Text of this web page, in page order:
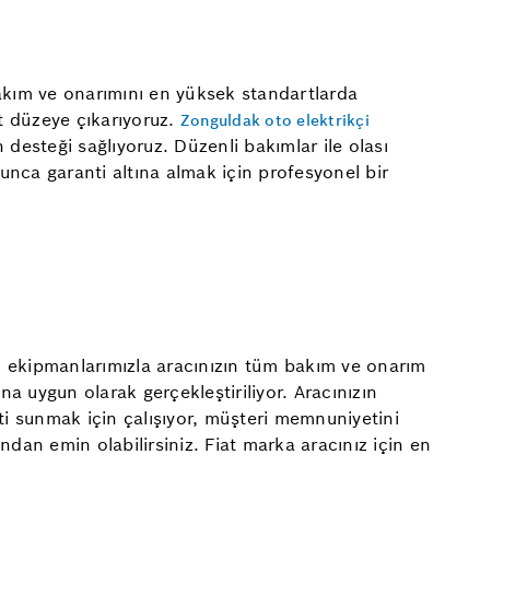
ve onarımını en yüksek standartlarda
çıkarıyoruz. Zonguldak oto elektrikçi
sağlıyoruz. Düzenli bakımlar ile olası
garanti altına almak için profesyonel bir
aracınızın tüm bakım ve onarım
uygun olarak gerçekleştiriliyor. Aracınızın
için çalışıyor, müşteri memnuniyetini
emin olabilirsiniz. Fiat marka aracınız için en